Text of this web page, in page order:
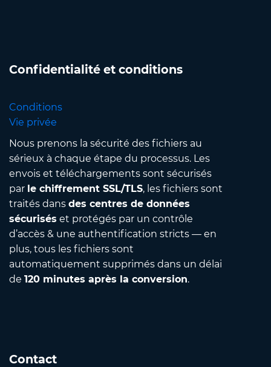
Confidentialité et conditions
Conditions
Vie privée
Nous prenons la sécurité des fichiers au
sérieux à chaque étape du processus. Les
envois et téléchargements sont sécurisés
par le chiffrement SSL/TLS, les fichiers sont
traités dans des centres de données
sécurisés et protégés par un contrôle
d’accès & une authentification stricts — en
plus, tous les fichiers sont
automatiquement supprimés dans un délai
de 120 minutes après la conversion.
Contact